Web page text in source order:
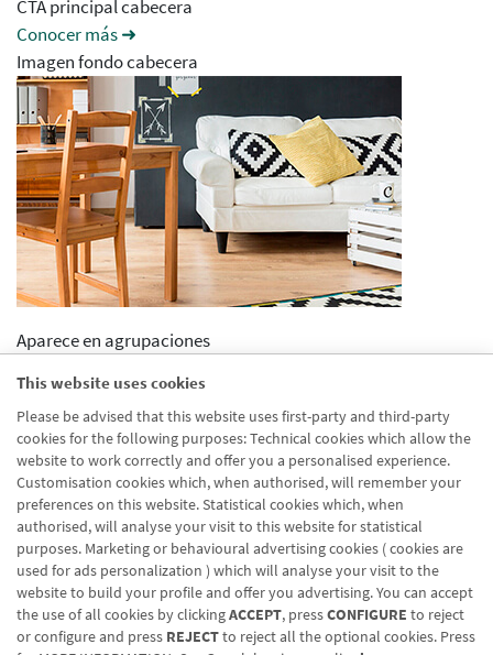
This website uses cookies
Please be advised that this website uses first-party and third-party
cookies for the following purposes: Technical cookies which allow the
website to work correctly and offer you a personalised experience.
Customisation cookies which, when authorised, will remember your
preferences on this website. Statistical cookies which, when
authorised, will analyse your visit to this website for statistical
purposes. Marketing or behavioural advertising cookies ( cookies are
used for ads personalization ) which will analyse your visit to the
website to build your profile and offer you advertising. You can accept
the use of all cookies by clickingACCEPT, pressCONFIGURE to reject
or configure and press REJECTto reject all the optional cookies. Press
CTA principal cabecera
Conocer más ➜
Imagen fondo cabecera
Aparece en agrupaciones
Aparece en distribuidor
Desactivado
Activar previsualizcion
Desactivado
Blog CRN CNMV Office finder Legal notice
Cookies policy